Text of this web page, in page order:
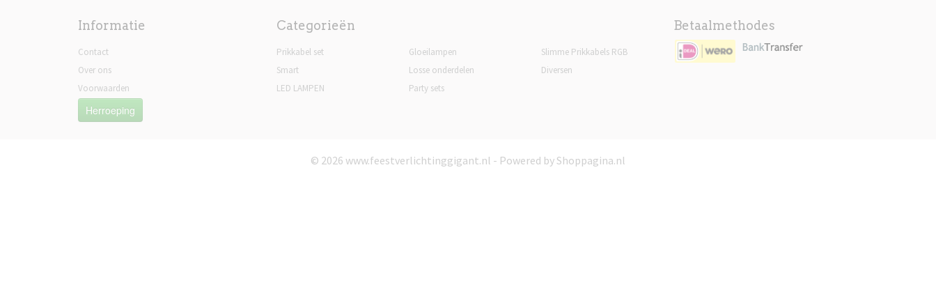
Informatie
Contact
Over ons
Voorwaarden
Herroeping
Categorieën
Prikkabel set
Smart
LED LAMPEN
Gloeilampen
Losse onderdelen
Party sets
Slimme Prikkabels RGB
Diversen
Betaalmethodes
© 2026 www.feestverlichtinggigant.nl - Powered by Shoppagina.nl